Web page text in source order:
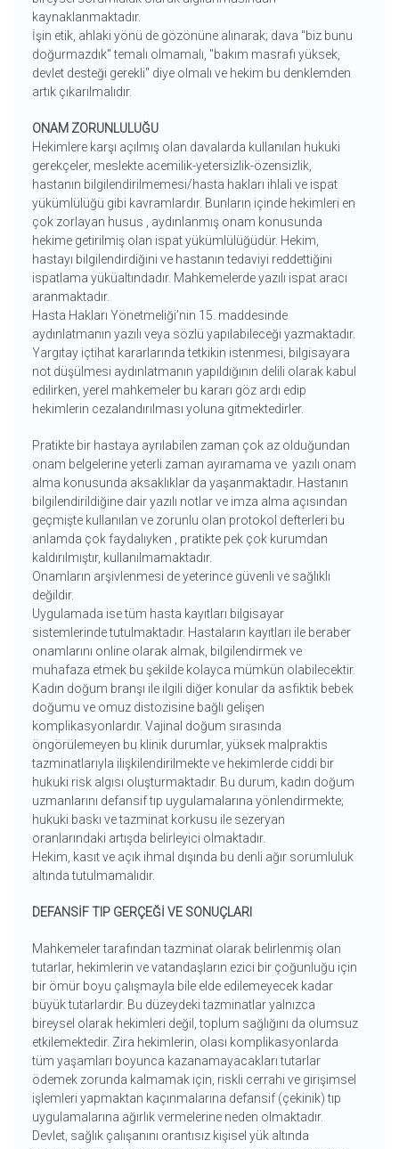
kaynaklanmaktadır.
İşin etik, ahlaki yönü de gözönüne alınarak; dava "biz bunu
doğurmazdık" temalı olmamalı, "bakım masrafı yüksek,
devlet desteği gerekli" diye olmalı ve hekim bu denklemden
artık çıkarılmalıdır.
ONAM ZORUNLULUĞU
Hekimlere karşı açılmış olan davalarda kullanılan hukuki
gerekçeler, meslekte acemilik-yetersizlik-özensizlik,
hastanın bilgilendirilmemesi/hasta hakları ihlali ve ispat
yükümlülüğü gibi kavramlardır. Bunların içinde hekimleri en
çok zorlayan husus , aydınlanmış onam konusunda
hekime getirilmiş olan ispat yükümlülüğüdür. Hekim,
hastayı bilgilendirdiğini ve hastanın tedaviyi reddettiğini
ispatlama yüküaltındadır. Mahkemelerde yazılı ispat aracı
aranmaktadır.
Hasta Hakları Yönetmeliği’nin 15. maddesinde
aydınlatmanın yazılı veya sözlü yapılabileceği yazmaktadır.
Yargıtay içtihat kararlarında tetkikin istenmesi, bilgisayara
not düşülmesi aydınlatmanın yapıldığının delili olarak kabul
edilirken, yerel mahkemeler bu kararı göz ardı edip
hekimlerin cezalandırılması yoluna gitmektedirler.
Pratikte bir hastaya ayrılabilen zaman çok az olduğundan
onam belgelerine yeterli zaman ayıramama ve yazılı onam
alma konusunda aksaklıklar da yaşanmaktadır. Hastanın
bilgilendirildiğine dair yazılı notlar ve imza alma açısından
geçmişte kullanılan ve zorunlu olan protokol defterleri bu
anlamda çok faydalıyken , pratikte pek çok kurumdan
kaldırılmıştır, kullanılmamaktadır.
Onamların arşivlenmesi de yeterince güvenli ve sağlıklı
değildir.
Uygulamada ise tüm hasta kayıtları bilgisayar
sistemlerinde tutulmaktadır. Hastaların kayıtları ile beraber
onamlarını online olarak almak, bilgilendirmek ve
muhafaza etmek bu şekilde kolayca mümkün olabilecektir.
Kadın doğum branşı ile ilgili diğer konular da asfiktik bebek
doğumu ve omuz distozisine bağlı gelişen
komplikasyonlardır. Vajinal doğum sırasında
öngörülemeyen bu klinik durumlar, yüksek malpraktis
tazminatlarıyla ilişkilendirilmekte ve hekimlerde ciddi bir
hukuki risk algısı oluşturmaktadır. Bu durum, kadın doğum
uzmanlarını defansif tıp uygulamalarına yönlendirmekte;
hukuki baskı ve tazminat korkusu ile sezeryan
oranlarındaki artışda belirleyici olmaktadır.
Hekim, kasıt ve açık ihmal dışında bu denli ağır sorumluluk
altında tutulmamalıdır.
DEFANSİF TIP GERÇEĞİ VE SONUÇLARI
Mahkemeler tarafından tazminat olarak belirlenmiş olan
tutarlar, hekimlerin ve vatandaşların ezici bir çoğunluğu için
bir ömür boyu çalışmayla bile elde edilemeyecek kadar
büyük tutarlardır. Bu düzeydeki tazminatlar yalnızca
bireysel olarak hekimleri değil, toplum sağlığını da olumsuz
etkilemektedir. Zira hekimlerin, olası komplikasyonlarda
tüm yaşamları boyunca kazanamayacakları tutarlar
ödemek zorunda kalmamak için, riskli cerrahi ve girişimsel
işlemleri yapmaktan kaçınmalarına defansif (çekinik) tıp
uygulamalarına ağırlık vermelerine neden olmaktadır.
Devlet, sağlık çalışanını orantısız kişisel yük altında